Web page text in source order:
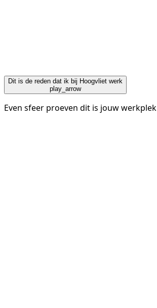
Dit is de reden dat ik bij Hoogvliet werk
play_arrow
Even sfeer proeven dit is jouw werkplek